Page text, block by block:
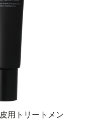
用トリートメン